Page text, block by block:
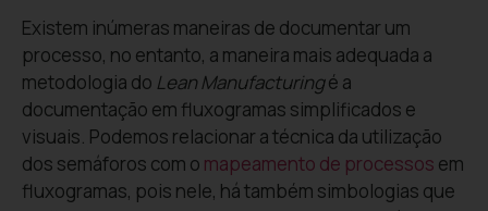
Existem inúmeras maneiras de documentar um
processo, no entanto, a maneira mais adequada a
metodologia do Lean Manufacturingé a
documentação em fluxogramas simplificados e
visuais. Podemos relacionar a técnica da utilização
dos semáforos com o mapeamento de processos em
fluxogramas, pois nele, há também simbologias que